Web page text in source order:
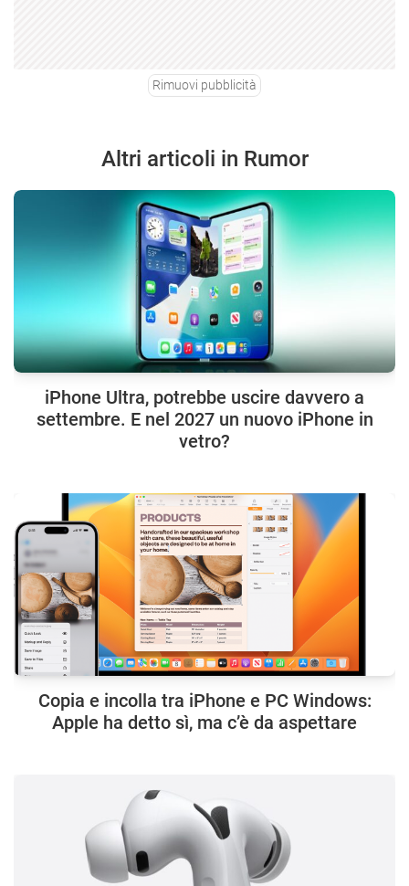
Rimuovi pubblicità
Altri articoli in Rumor
iPhone Ultra, potrebbe uscire davvero a
settembre. E nel 2027 un nuovo iPhone in
vetro?
Copia e incolla tra iPhone e PC Windows:
Apple ha detto sì, ma c’è da aspettare